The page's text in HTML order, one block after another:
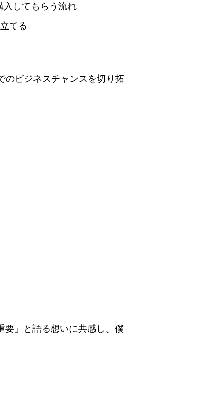
入してもらう流れ
てる
のビジネスチャンスを切り拓
要」と語る想いに共感し、僕